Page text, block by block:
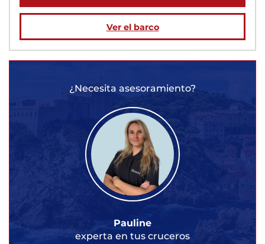
Ver el barco
¿Necesita asesoramiento?
Pauline
experta en tus cruceros